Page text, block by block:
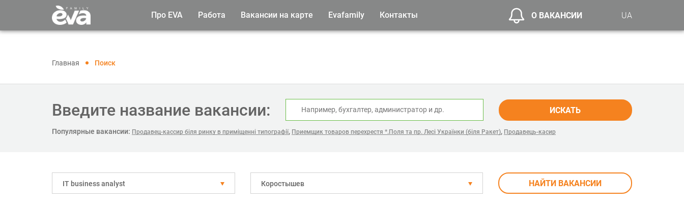
Про EVA Работа Вакансии на карте Evafamily Контакты О ВАКАНСИИ UA
Главная Поиск
Введите название вакансии: ИСКАТЬ
Популярные вакансии: Продавец-кассир біля ринку в приміщенні типографії, Приемщик товаров перехрестя *.Поля та пр. Лесі Українки (біля Ракет), Продавець-касир
IT business analyst Коростышев НАЙТИ ВАКАНСИИ